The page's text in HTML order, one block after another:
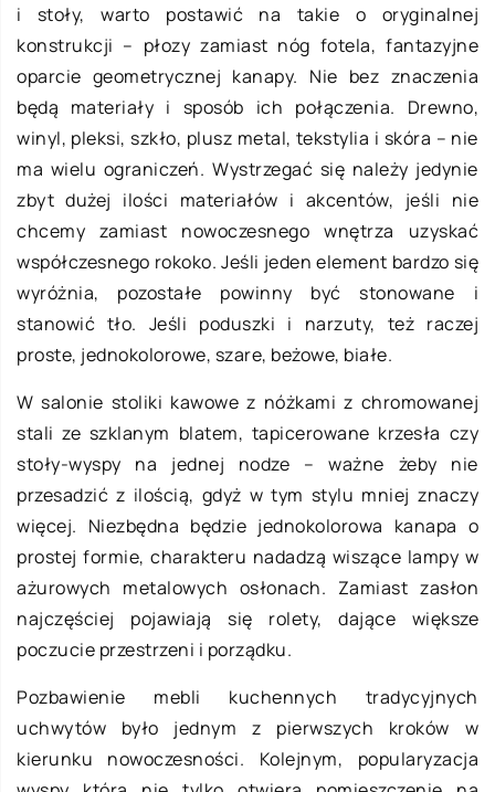
i stoły, warto postawić na takie o oryginalnej
konstrukcji – płozy zamiast nóg fotela, fantazyjne
oparcie geometrycznej kanapy. Nie bez znaczenia
będą materiały i sposób ich połączenia. Drewno,
winyl, pleksi, szkło, plusz metal, tekstylia i skóra – nie
ma wielu ograniczeń. Wystrzegać się należy jedynie
zbyt dużej ilości materiałów i akcentów, jeśli nie
chcemy zamiast nowoczesnego wnętrza uzyskać
współczesnego rokoko. Jeśli jeden element bardzo się
wyróżnia, pozostałe powinny być stonowane i
stanowić tło. Jeśli poduszki i narzuty, też raczej
proste, jednokolorowe, szare, beżowe, białe.
W salonie stoliki kawowe z nóżkami z chromowanej
stali ze szklanym blatem, tapicerowane krzesła czy
stoły-wyspy na jednej nodze – ważne żeby nie
przesadzić z ilością, gdyż w tym stylu mniej znaczy
więcej. Niezbędna będzie jednokolorowa kanapa o
prostej formie, charakteru nadadzą wiszące lampy w
ażurowych metalowych osłonach. Zamiast zasłon
najczęściej pojawiają się rolety, dające większe
poczucie przestrzeni i porządku.
Pozbawienie mebli kuchennych tradycyjnych
uchwytów było jednym z pierwszych kroków w
kierunku nowoczesności. Kolejnym, popularyzacja